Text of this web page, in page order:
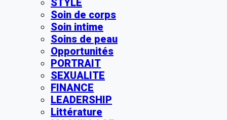
STYLE
Soin de corps
Soin intime
Soins de peau
Opportunités
PORTRAIT
SEXUALITE
FINANCE
LEADERSHIP
Littérature